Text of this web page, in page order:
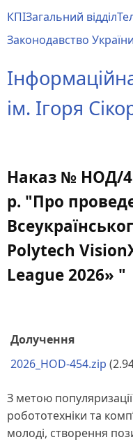
до
основного
КПІЗагальний відділ
Законодавство України
ім. Ігоря
Наказ № НОД/
р. "Про
Polytech
League 2026» "
Долучення
2026_HOD-454.zip
З метою
робототехніки та
молоді, створення